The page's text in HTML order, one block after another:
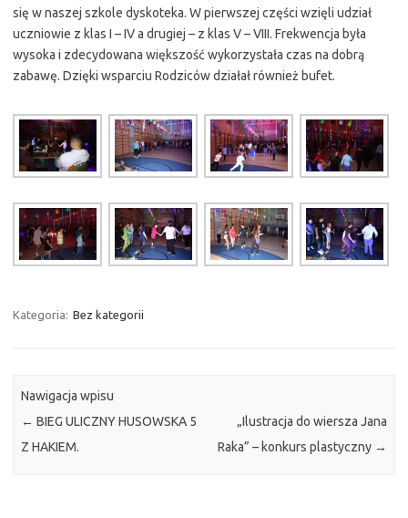
się w naszej szkole dyskoteka. W pierwszej części wzięli udział
uczniowie z klas I – IV a drugiej – z klas V – VIII. Frekwencja była
wysoka i zdecydowana większość wykorzystała czas na dobrą
zabawę. Dzięki wsparciu Rodziców działał również bufet.
Kategoria: Bez kategorii
Nawigacja wpisu
← BIEG ULICZNY HUSOWSKA 5
Z HAKIEM.
„Ilustracja do wiersza Jana
Raka” – konkurs plastyczny →